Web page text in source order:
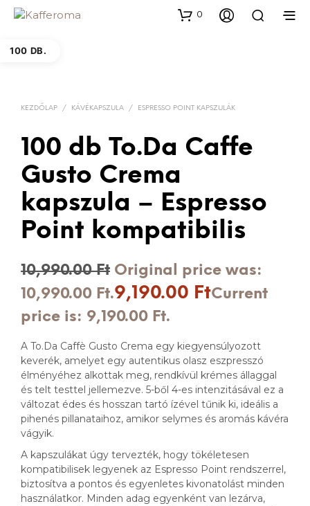
0
100 DB.
KEZDŐLAP / KÁVÉKAPSZULA / ESPRESSO POINT KAPSZULÁK
100 db To.Da Caffe
Gusto Crema
kapszula – Espresso
Point kompatibilis
10,990.00Ft Original price was:
10,990.00 Ft.9,190.00 FtCurrent
price is: 9,190.00 Ft.
A To.Da Caffè Gusto Crema egy kiegyensúlyozott
keverék, amelyet egy autentikus olasz eszpresszó
élményéhez alkottak meg, rendkívül krémes állaggal
és telt testtel jellemezve. 5-ből 4-es intenzitásával ez a
változat édes és hosszan tartó ízével tűnik ki, ideális a
pihenés pillanataihoz, amikor selymes és aromás kávéra
vágyik.
A kapszulákat úgy tervezték, hogy tökéletesen
kompatibilisek legyenek az Espresso Point rendszerrel,
biztosítva a pontos és egyenletes kivonatolást minden
használatkor. Minden adag egyenként van lezárva,